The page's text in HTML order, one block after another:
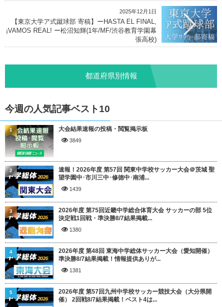
2025年12月1日
【東京大学ア式蹴球部 寄稿】ーHASTA EL FINAL,
¡VAMOS REAL! ー松沼知輝(1年/MF/渋谷教育学園幕
張高校)
都道府県別情報
今週の人気記事ベスト10
大会結果速報の投稿・閲覧掲示板
3849
1
速報！2026年度 第57回 関東中学校サッカー大会＠茨城 聖
望学園中･市川三中･修徳中･南浦...
1439
2
2026年度 第75回近畿中学総合体育大会 サッカーの部 5位
決定戦1回戦・準決勝8/7結果掲載...
1380
3
2026年度 第48回 東海中学総体サッカー大会（愛知開催）
準決勝8/7結果掲載！情報提供ありが...
1381
4
2026年度 第57回九州中学校サッカー競技大会（大分県開
催） 2回戦8/7結果掲載！ベスト4は...
5